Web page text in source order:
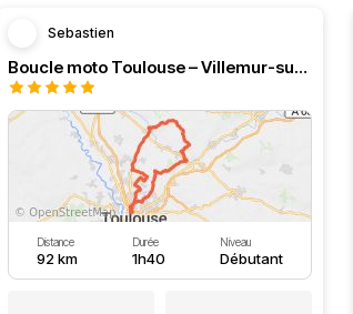
Sebastien
Boucle moto Toulouse – Villemur-sur-Tarn – Bessières
Distance
92 km
Durée
1h40
Niveau
Débutant